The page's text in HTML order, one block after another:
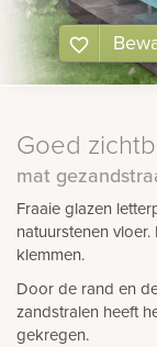
Goed
mat
Fraaie glazen
natuurstenen
klemmen.
Door de rand en
zandstralen heeft
gekregen.